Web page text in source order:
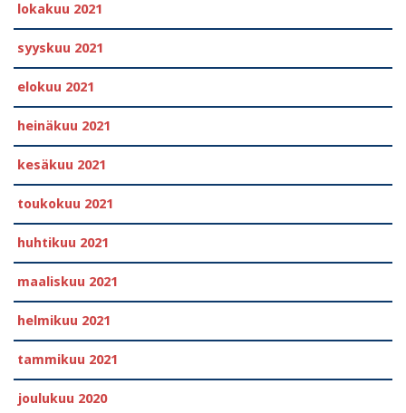
lokakuu 2021
syyskuu 2021
elokuu 2021
heinäkuu 2021
kesäkuu 2021
toukokuu 2021
huhtikuu 2021
maaliskuu 2021
helmikuu 2021
tammikuu 2021
joulukuu 2020